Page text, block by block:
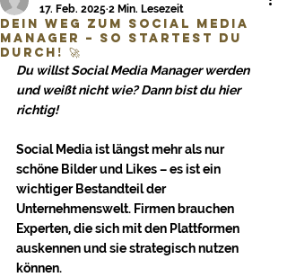
Dein Weg zum Social Media
Manager – So startest du
durch! 🚀
17. Feb. 2025 2 Min. Lesezeit
Du willst Social Media Manager werden
und weißt nicht wie? Dann bist du hier
richtig!
Social Media ist längst mehr als nur
schöne Bilder und Likes – es ist ein
wichtiger Bestandteil der
Unternehmenswelt. Firmen brauchen
Experten, die sich mit den Plattformen
auskennen und sie strategisch nutzen
können.